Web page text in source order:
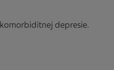
depresie.